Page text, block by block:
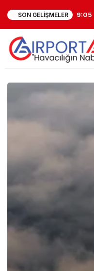
SON GELIŞMELER 8:26